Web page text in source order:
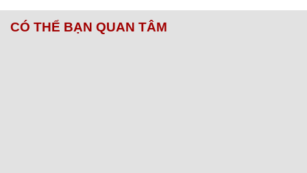
CÓ THỂ BẠN QUAN TÂM